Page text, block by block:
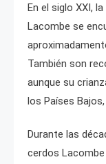
En el siglo XXI,
Lacombe se
También son
aunque su
los Países
Durante las
cerdos Lacombe